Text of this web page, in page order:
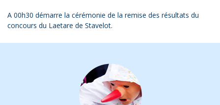
A 00h30 démarre la cérémonie de la remise des résultats du
concours du Laetare de Stavelot.